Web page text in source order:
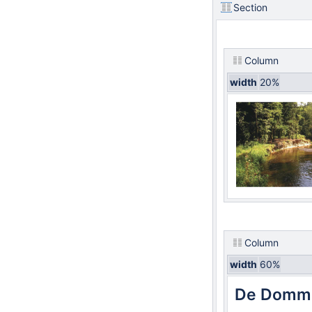
Section
Column
width 20%
Column
width 60%
De